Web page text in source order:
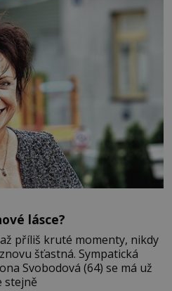
lásce?
příliš kruté momenty, nikdy
Sympatická
Svobodová (64) se má už
stejně